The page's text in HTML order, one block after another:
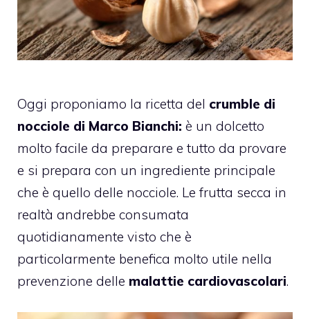
Oggi proponiamo la ricetta del crumble di
nocciole di Marco Bianchi: è un dolcetto
molto facile da preparare e tutto da provare
e si prepara con un ingrediente principale
che è quello delle nocciole. Le frutta secca in
realtà andrebbe consumata
quotidianamente visto che è
particolarmente benefica molto utile nella
prevenzione delle malattie cardiovascolari.